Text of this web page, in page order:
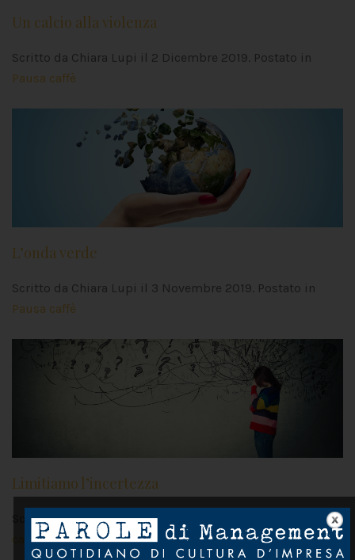
Un calcio alla violenza
Scritto da Chiara Lupi il 2 Dicembre 2019. Postato in
Pausa caffè
L’onda verde
Scritto da Chiara Lupi il 3 Novembre 2019. Postato in
Pausa caffè
Limitiamo l’incertezza
Scritto da Chiara Lupi il13 Ottobre 2019
Pausa
caffè